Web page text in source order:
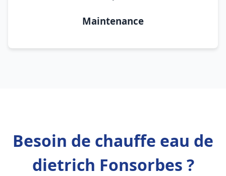
Maintenance
Besoin de chauffe eau de
dietrich Fonsorbes ?